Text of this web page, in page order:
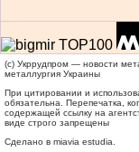
(c) Укррудпром — новости
металлургия Украины
При цитировании и
обязательна. Перепечатка,
содержащей ссылку на
виде строго запрещены
Сделано в miavia estudia.